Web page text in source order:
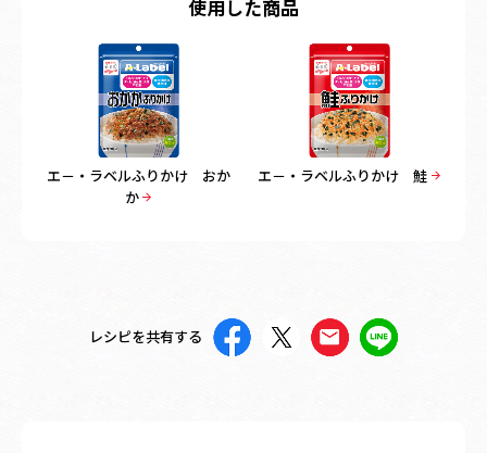
使用した商品
エ－・ラベルふりかけ おか
か
エ－・ラベルふりかけ 鮭
レシピを共有する